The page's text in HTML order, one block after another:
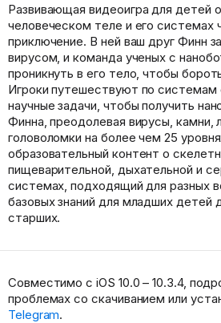
Развивающая видеоигра для детей
человеческом теле и его системах
приключение. В ней ваш друг Финн
вирусом, и команда ученых с
проникнуть в его тело, чтобы
Игроки путешествуют по системам
научные задачи, чтобы получить
Финна, преодолевая вирусы, камни,
головоломки на более чем 25
образовательный контент о
пищеварительной, дыхательной и
системах, подходящий для разных
базовых знаний для младших детей
старших.
Совместимо с iOS 10.0 – 10.3.4,
проблемах со скачиванием или
Telegram.